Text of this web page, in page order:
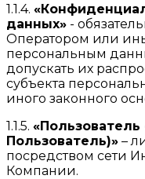
1.1.4.
данных» -
Оператором или
персональным
допускать их
субъекта
иного законного
1.1.5.
Пользователь)» –
посредством сети
Компании.